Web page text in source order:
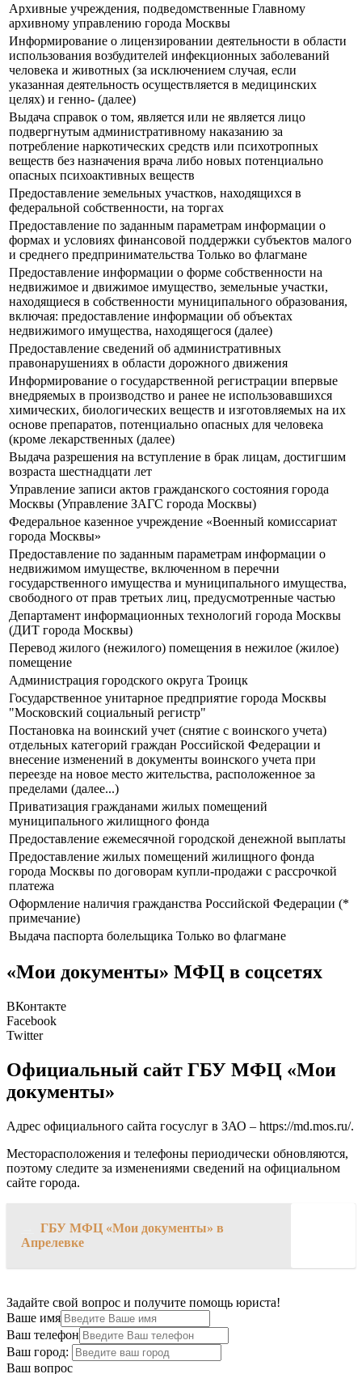
Архивные учреждения, подведомственные Главному
архивному управлению города Москвы
Информирование о лицензировании деятельности в области
использования возбудителей инфекционных заболеваний
человека и животных (за исключением случая, если
указанная деятельность осуществляется в медицинских
целях) и генно- (далее)
Выдача справок о том, является или не является лицо
подвергнутым административному наказанию за
потребление наркотических средств или психотропных
веществ без назначения врача либо новых потенциально
опасных психоактивных веществ
Предоставление земельных участков, находящихся в
федеральной собственности, на торгах
Предоставление по заданным параметрам информации о
формах и условиях финансовой поддержки субъектов малого
и среднего предпринимательства Только во флагмане
Предоставление информации о форме собственности на
недвижимое и движимое имущество, земельные участки,
находящиеся в собственности муниципального образования,
включая: предоставление информации об объектах
недвижимого имущества, находящегося (далее)
Предоставление сведений об административных
правонарушениях в области дорожного движения
Информирование о государственной регистрации впервые
внедряемых в производство и ранее не использовавшихся
химических, биологических веществ и изготовляемых на их
основе препаратов, потенциально опасных для человека
(кроме лекарственных (далее)
Выдача разрешения на вступление в брак лицам, достигшим
возраста шестнадцати лет
Управление записи актов гражданского состояния города
Москвы (Управление ЗАГС города Москвы)
Федеральное казенное учреждение «Военный комиссариат
города Москвы»
Предоставление по заданным параметрам информации о
недвижимом имуществе, включенном в перечни
государственного имущества и муниципального имущества,
свободного от прав третьих лиц, предусмотренные частью
Департамент информационных технологий города Москвы
(ДИТ города Москвы)
Перевод жилого (нежилого) помещения в нежилое (жилое)
помещение
Администрация городского округа Троицк
Государственное унитарное предприятие города Москвы
"Московский социальный регистр"
Постановка на воинский учет (снятие с воинского учета)
отдельных категорий граждан Российской Федерации и
внесение изменений в документы воинского учета при
переезде на новое место жительства, расположенное за
пределами (далее...)
Приватизация гражданами жилых помещений
муниципального жилищного фонда
Предоставление ежемесячной городской денежной выплаты
Предоставление жилых помещений жилищного фонда
города Москвы по договорам купли-продажи с рассрочкой
платежа
Оформление наличия гражданства Российской Федерации (*
примечание)
Выдача паспорта болельщика Только во флагмане
«Мои документы» МФЦ в соцсетях
ВКонтакте
Facebook
Twitter
Официальный сайт ГБУ МФЦ «Мои
документы»
Адрес официального сайта госуслуг в ЗАО – https://md.mos.ru/.
Месторасположения и телефоны периодически обновляются,
поэтому следите за изменениями сведений на официальном
сайте города.
ГБУ МФЦ «Мои документы» в
Апрелевке
Задайте свой вопрос и получите помощь юриста!
Ваше имя
Ваш телефон
Ваш город:
Ваш вопрос